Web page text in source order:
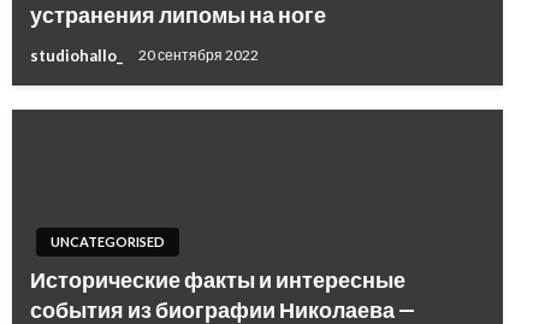
устранения липомы на ноге
studiohallo_ 20 сентября 2022
UNCATEGORISED
Исторические факты и интересные
события из биографии Николаева —